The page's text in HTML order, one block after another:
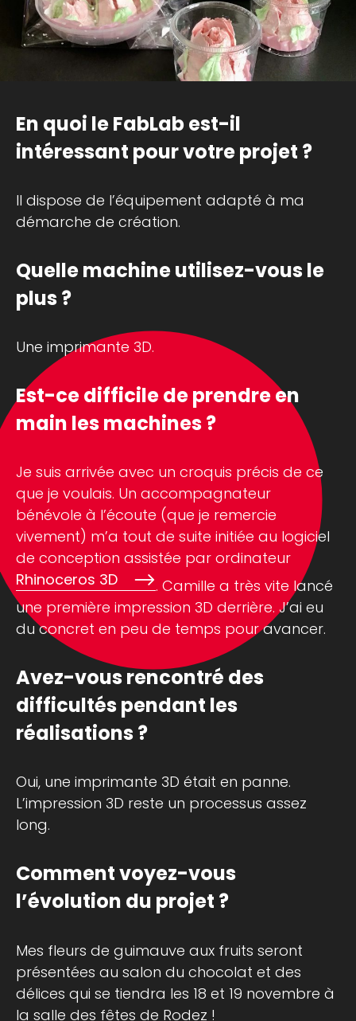
En quoi le FabLab est-il
intéressant pour votre projet ?
Il dispose de l’équipement adapté à ma
démarche de création.
Quelle machine utilisez-vous le
plus ?
Une imprimante 3D.
Est-ce difficile de prendre en
main les machines ?
Je suis arrivée avec un croquis précis de ce
que je voulais. Un accompagnateur
bénévole à l’écoute (que je remercie
vivement) m’a tout de suite initiée au logiciel
de conception assistée par ordinateur
Rhinoceros 3D
. Camille a très vite lancé
une première impression 3D derrière. J’ai eu
du concret en peu de temps pour avancer.
Avez-vous rencontré des
difficultés pendant les
réalisations ?
Oui, une imprimante 3D était en panne.
L’impression 3D reste un processus assez
long.
Comment voyez-vous
l’évolution du projet ?
Mes fleurs de guimauve aux fruits seront
présentées au salon du chocolat et des
délices qui se tiendra les 18 et 19 novembre à
la salle des fêtes de Rodez !